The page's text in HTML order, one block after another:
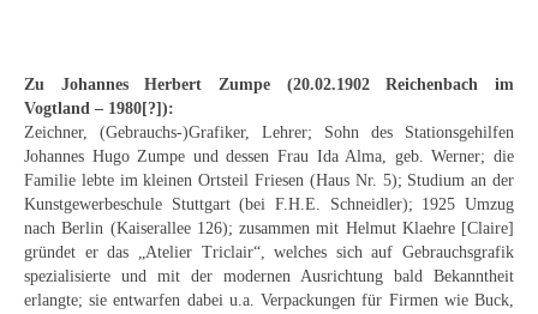
Hermann Dieste
August Lange-Brock
Ludwig (Luis) Neu
Ferdinand Springer
Arne Siegfried
Zu Johannes Herbert Zumpe (20.02.1902 Reichenbach im
Vogtland – 1980[?]):
Zeichner, (Gebrauchs-)Grafiker, Lehrer; Sohn des Stationsgehilfen
Johannes Hugo Zumpe und dessen Frau Ida Alma, geb. Werner; die
Familie lebte im kleinen Ortsteil Friesen (Haus Nr. 5); Studium an der
Kunstgewerbeschule Stuttgart (bei F.H.E. Schneidler); 1925 Umzug
nach Berlin (Kaiserallee 126); zusammen mit Helmut Klaehre [Claire]
gründet er das „Atelier Triclair“, welches sich auf Gebrauchsgrafik
spezialisierte und mit der modernen Ausrichtung bald Bekanntheit
erlangte; sie entwarfen dabei u.a. Verpackungen für Firmen wie Buck,